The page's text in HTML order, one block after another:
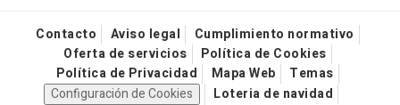
Contacto Aviso legal
Cumplimiento normativo
Oferta de servicios
Política de Cookies
Política de Privacidad
Mapa Web
Temas
Configuración de Cookies
Loteria de navidad